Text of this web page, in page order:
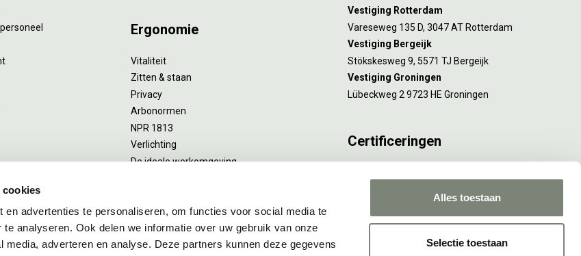
cookies
en advertenties te personaliseren, om functies voor social media te
analyseren. Ook delen we informatie over uw gebruik van onze
adverteren en analyse. Deze partners kunnen deze gegevens
Alles toestaan
Selectie toestaan
Ergonomie
Vitaliteit
Zitten & staan
Privacy
Arbonormen
NPR 1813
Verlichting
De ideale werkomgeving
Vestiging Rotterdam
Vareseweg 135 D, 3047 AT Rotterdam
Vestiging Bergeijk
Stökskesweg 9, 5571 TJ Bergeijk
Vestiging Groningen
Lübeckweg 2 9723 HE Groningen
Certificeringen
Rotterdam en Culemborg.